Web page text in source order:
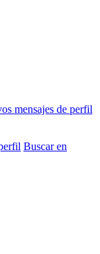
mensajes de perfil
Buscar en